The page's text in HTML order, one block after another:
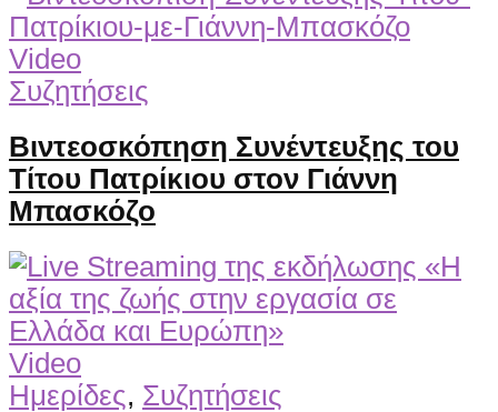
Video
Συζητήσεις
Βιντεοσκόπηση Συνέντευξης του
Τίτου Πατρίκιου στον Γιάννη
Μπασκόζο
Video
Ημερίδες, Συζητήσεις